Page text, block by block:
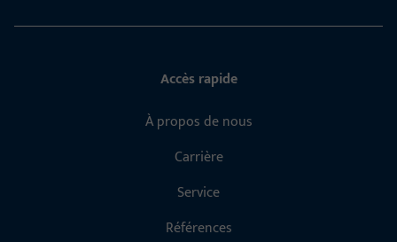
Accès rapide
À propos de nous
Carrière
Service
Références